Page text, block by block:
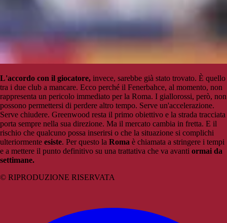
L'accordo con il giocatore, invece, sarebbe già stato trovato. È quello
tra i due club a mancare. Ecco perché il Fenerbahce, al momento, non
rappresenta un pericolo immediato per la Roma. I giallorossi, però, non
possono permettersi di perdere altro tempo. Serve un'accelerazione.
Serve chiudere. Greenwood resta il primo obiettivo e la strada tracciata
porta sempre nella sua direzione. Ma il mercato cambia in fretta. E il
rischio che qualcuno possa inserirsi o che la situazione si complichi
ulteriormente esiste. Per questo la Roma è chiamata a stringere i tempi
e a mettere il punto definitivo su una trattativa che va avanti ormai da
settimane.
© RIPRODUZIONE RISERVATA